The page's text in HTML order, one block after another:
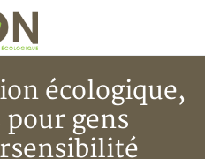
écologique,
gens